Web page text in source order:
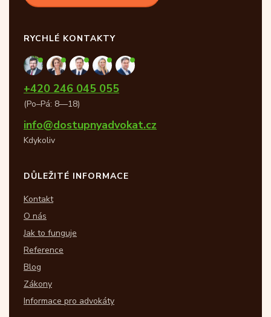
RYCHLÉ KONTAKTY
+420 246 045 055
(Po–Pá: 8—18)
info@dostupnyadvokat.cz
Kdykoliv
DŮLEŽITÉ INFORMACE
Kontakt
O nás
Jak to funguje
Reference
Blog
Zákony
Informace pro advokáty